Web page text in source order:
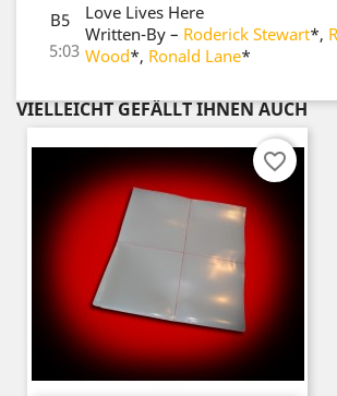
B5
Love Lives Here
Written-By – Roderick Stewart*,
Wood*, Ronald Lane*
5:03
VIELLEICHT GEFÄLLT IHNEN AUCH
favorite_border